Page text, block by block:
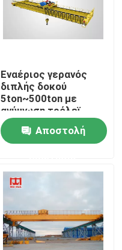
Εναέριος γερανός
διπλής δοκού
5ton~500ton με
ανύψωση τρόλεϊ
Αποστολή